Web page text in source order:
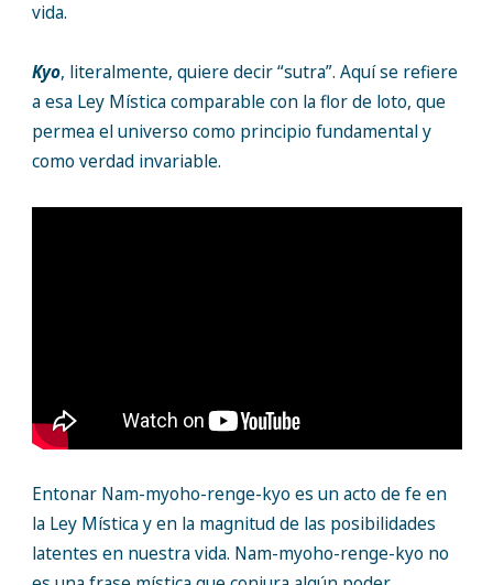
vida.
Kyo, literalmente, quiere decir “sutra”. Aquí se refiere
a esa Ley Mística comparable con la flor de loto, que
permea el universo como principio fundamental y
como verdad invariable.
Entonar Nam-myoho-renge-kyo es un acto de fe en
la Ley Mística y en la magnitud de las posibilidades
latentes en nuestra vida. Nam-myoho-renge-kyo no